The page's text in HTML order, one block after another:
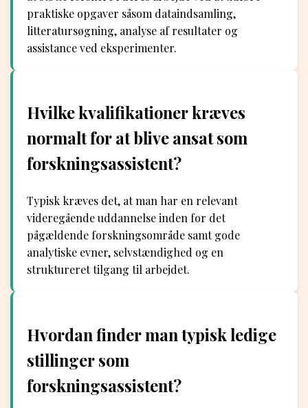
praktiske opgaver såsom dataindsamling,
litteratursøgning, analyse af resultater og
assistance ved eksperimenter.
Hvilke kvalifikationer kræves
normalt for at blive ansat som
forskningsassistent?
Typisk kræves det, at man har en relevant
videregående uddannelse inden for det
pågældende forskningsområde samt gode
analytiske evner, selvstændighed og en
struktureret tilgang til arbejdet.
Hvordan finder man typisk ledige
stillinger som
forskningsassistent?